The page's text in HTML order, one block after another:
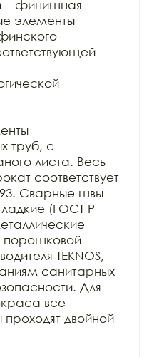
– финишная
элементы
труб, с
листа. Весь
соответствует
93. Сварные швы
(ГОСТ Р
порошковой
TEKNOS,
санитарных
Для
все
двойной